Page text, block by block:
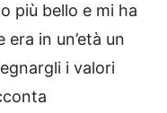
più bello e mi ha
in un’età un
i valori